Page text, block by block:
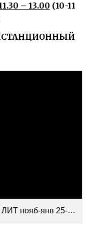
30 – 13.00 (10-11
янв 25-26 (1).docx